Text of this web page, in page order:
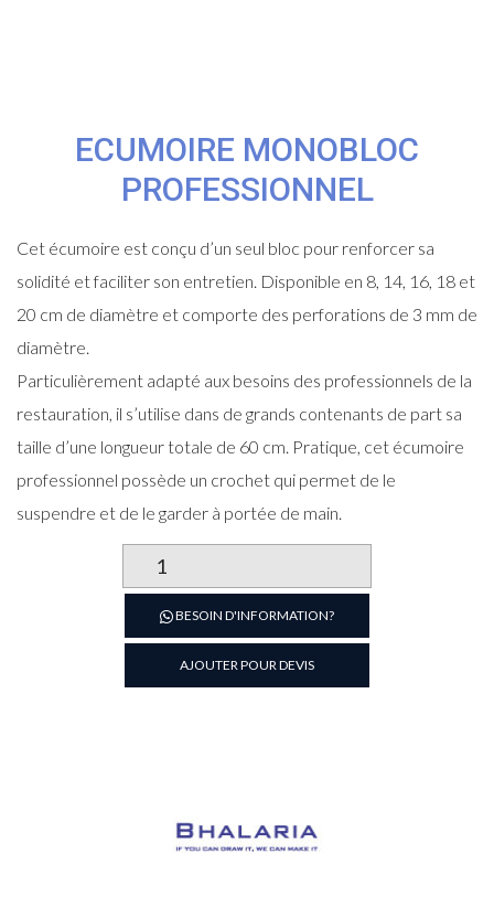
ECUMOIRE MONOBLOC
PROFESSIONNEL
Cet écumoire est conçu d’un seul bloc pour renforcer sa
solidité et faciliter son entretien. Disponible en 8, 14, 16, 18 et
20 cm de diamètre et comporte des perforations de 3 mm de
diamètre.
Particulièrement adapté aux besoins des professionnels de la
restauration, il s’utilise dans de grands contenants de part sa
taille d’une longueur totale de 60 cm. Pratique, cet écumoire
professionnel possède un crochet qui permet de le
suspendre et de le garder à portée de main.
de
Ecumoire
monobloc
professionnel
BESOIN D'INFORMATION?
AJOUTER POUR DEVIS